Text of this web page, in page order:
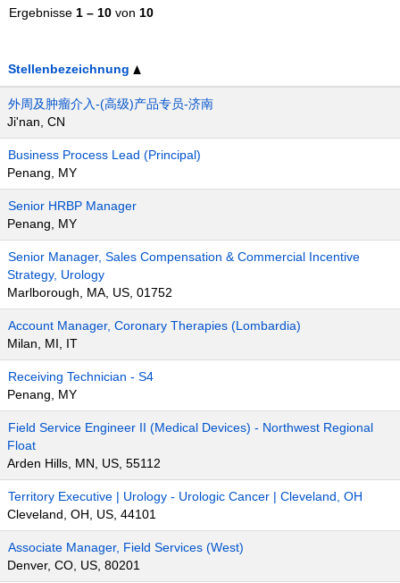
Ergebnisse 1 – 10 von 10
Stellenbezeichnung
外周及肿瘤介入-(高级)产品专员-济南
Ji'nan, CN
Business Process Lead (Principal)
Penang, MY
Senior HRBP Manager
Penang, MY
Senior Manager, Sales Compensation & Commercial Incentive
Strategy, Urology
Marlborough, MA, US, 01752
Account Manager, Coronary Therapies (Lombardia)
Milan, MI, IT
Receiving Technician - S4
Penang, MY
Field Service Engineer II (Medical Devices) - Northwest Regional
Float
Arden Hills, MN, US, 55112
Territory Executive | Urology - Urologic Cancer | Cleveland, OH
Cleveland, OH, US, 44101
Associate Manager, Field Services (West)
Denver, CO, US, 80201